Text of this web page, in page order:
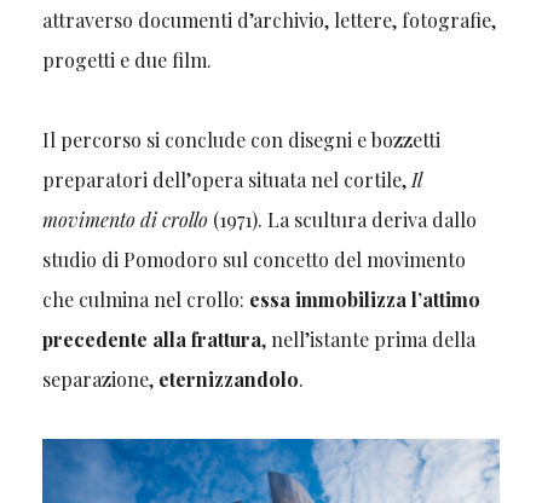
attraverso documenti d’archivio, lettere, fotografie,
progetti e due film.
Il percorso si conclude con disegni e bozzetti
preparatori dell’opera situata nel cortile,Il
movimento di crollo(1971). La scultura deriva dallo
studio di Pomodoro sul concetto del movimento
che culmina nel crollo: essa immobilizza l’attimo
precedente alla frattura, nell’istante prima della
separazione, eternizzandolo.